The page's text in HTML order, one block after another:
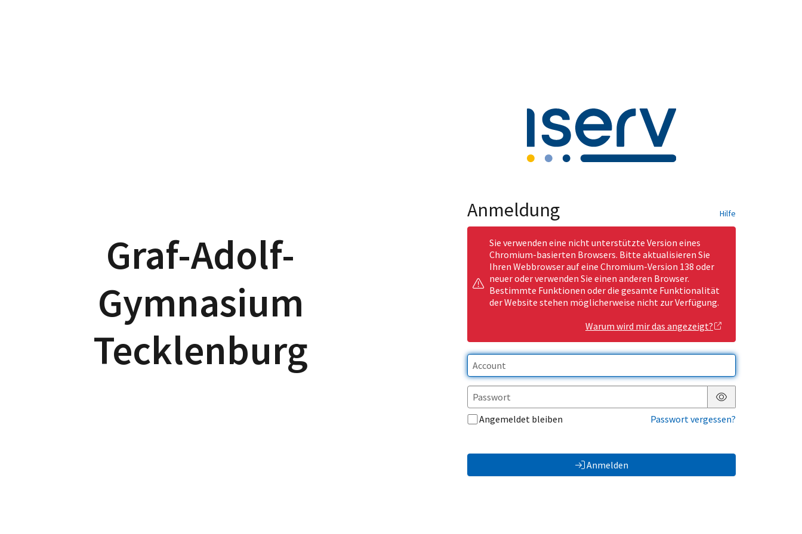
Graf-Adolf-
Gymnasium
Tecklenburg
Anmeldung Hilfe
Sie verwenden eine nicht unterstützte Version eines
Chromium-basierten Browsers. Bitte aktualisieren Sie
Ihren Webbrowser auf eine Chromium-Version 138 oder
neuer oder verwenden Sie einen anderen Browser.
Bestimmte Funktionen oder die gesamte Funktionalität
der Website stehen möglicherweise nicht zur Verfügung.
Warum wird mir das angezeigt?
Passwort anzeigen
Angemeldet bleiben
Passwort vergessen?
Anmelden